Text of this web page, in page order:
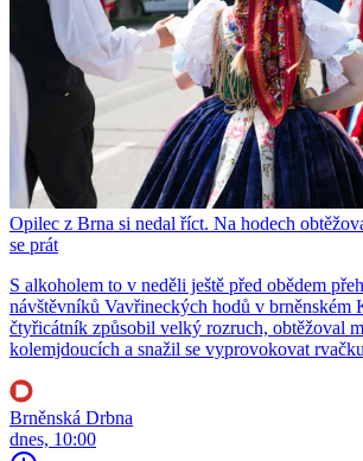
Opilec z Brna si nedal říct. Na hodech
se prát
S alkoholem to v neděli ještě před obědem
návštěvníků Vavřineckých hodů v brněnském
čtyřicátník způsobil velký rozruch, obtěžoval
kolemjdoucích a snažil se vyprovokovat
Brněnská Drbna
dnes, 10:00